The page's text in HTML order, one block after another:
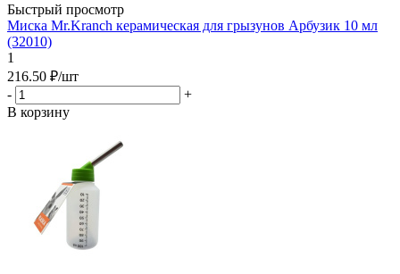
Быстрый просмотр
Миска Mr.Kranch керамическая для грызунов Арбузик 10 мл
(32010)
1
216.50 ₽/шт
-
+
В корзину